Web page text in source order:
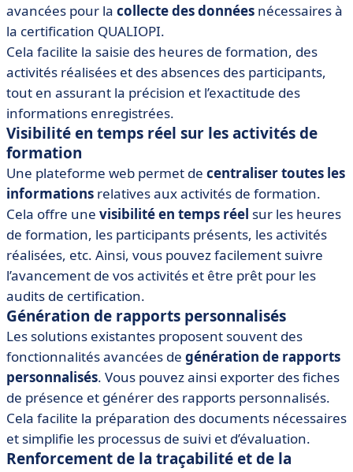
avancées pour la collecte des données nécessaires à
la certification QUALIOPI.
Cela facilite la saisie des heures de formation, des
activités réalisées et des absences des participants,
tout en assurant la précision et l’exactitude des
informations enregistrées.
Visibilité en temps réel sur les activités de
formation
Une plateforme web permet de centraliser toutes les
informations relatives aux activités de formation.
Cela offre une visibilité en temps réel sur les heures
de formation, les participants présents, les activités
réalisées, etc. Ainsi, vous pouvez facilement suivre
l’avancement de vos activités et être prêt pour les
audits de certification.
Génération de rapports personnalisés
Les solutions existantes proposent souvent des
fonctionnalités avancées de génération de rapports
personnalisés. Vous pouvez ainsi exporter des fiches
de présence et générer des rapports personnalisés.
Cela facilite la préparation des documents nécessaires
et simplifie les processus de suivi et d’évaluation.
Renforcement de la traçabilité et de la